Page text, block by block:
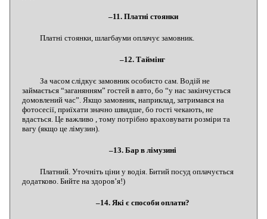
–11. Платні стоянки
Платні стоянки, шлагбауми оплачує замовник.
–12. Таймінг
За часом слідкує замовник особисто сам. Водій не
займається “заганянням” гостей в авто, бо “у нас закінчується
домовлений час”. Якщо замовник, наприклад, затримався на
фотосесії, приїхати значно швидше, бо гості чекають, не
вдасться. Це важливо , тому потрібно враховувати розміри та
вагу (якщо це лімузин).
–13. Бар в лімузині
Платний. Уточніть ціни у водія. Битий посуд оплачується
додатково. Бийте на здоров’я!)
–14. Які є способи оплати?